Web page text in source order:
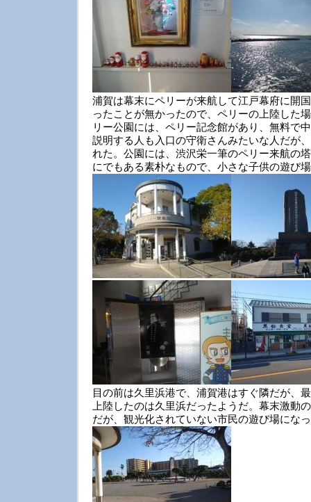
浦賀は幕末にペリーが来航して江戸幕府に開
ったことが無かったので、ペリーの上陸した
リー公園には、ペリー記念館があり、無料で
説明する人も入口の守衛さんみたいな人だが
れた。公園には、渋沢栄一筆のペリー来航の
にでもある素朴なもので、小さな子供の遊び
目の前は久里浜港で、浦賀港はすぐ隣だが、
上陸したのは久里浜だったようだ。幕末激動
だが、観光化されていない市民の遊び場にな